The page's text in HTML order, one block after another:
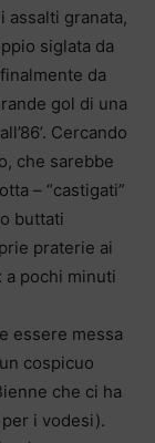
assalti granata,
siglata da
da
gol di una
Cercando
che sarebbe
– “castigati”
buttati
praterie ai
a pochi minuti
essere messa
cospicuo
che ci ha
i vodesi).